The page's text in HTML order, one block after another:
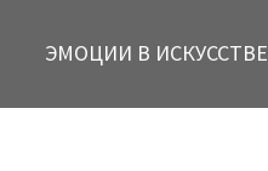
ЭМОЦИИ В ИСКУССТВЕ